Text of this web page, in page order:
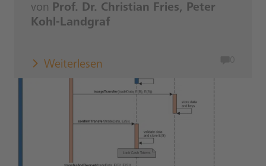
von Prof. Dr. Christian Fries, Peter
Kohl-Landgraf
Weiterlesen